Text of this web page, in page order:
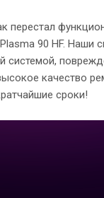
перестал
90 HF. Наши
системой,
качество
сроки!